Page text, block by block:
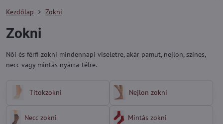
Kezdőlap Zokni
Zokni
Női és férfi zokni mindennapi viseletre, akár pamut, nejlon, színes,
necc vagy mintás nyárra-télre.
Titokzokni Nejlon zokni
Necc zokni Mintás zokni